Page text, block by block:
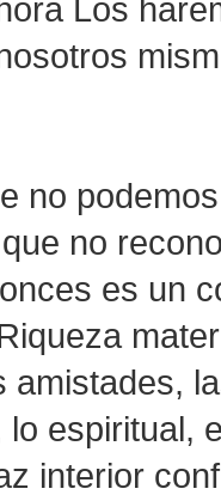
Los
no
no
es un
amistades,
lo espiritual,
interior